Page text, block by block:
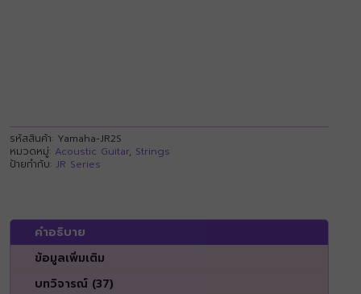
รหัสสินค้า: Yamaha-JR2S
หมวดหมู่: Acoustic Guitar, Strings
ป้ายกำกับ: JR Series
คำอธิบาย
ข้อมูลเพิ่มเติม
บทวิจารณ์ (37)